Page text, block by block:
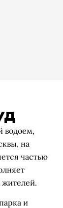
водоем,
на
частью
и